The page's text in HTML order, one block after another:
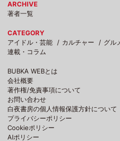
ARCHIVE
著者一覧
CATEGORY
アイドル・芸能
カルチャー グル
連載・コラム
BUBKA WEBとは
会社概要
著作権/免責事項について
お問い合わせ
白夜書房の個人情報保護方針について
プライバシーポリシー
Cookieポリシー
AIポリシー